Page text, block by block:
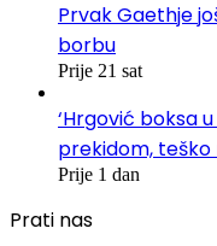
Prvak Gaethje
borbu
Prije 21 sat
‘Hrgović boksa
prekidom, teško
Prije 1 dan
Prati nas